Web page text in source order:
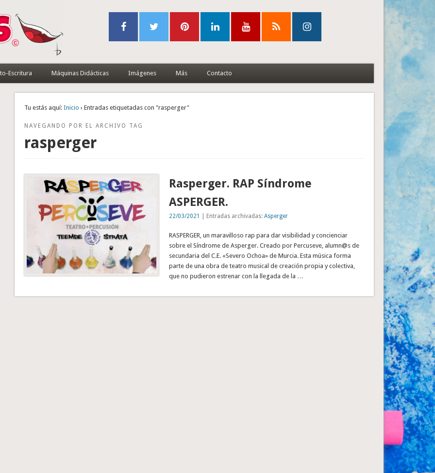
Escritura Máquinas Didácticas Imágenes Más Contacto
Tu estás aquí: Inicio › Entradas etiquetadas con "rasperger"
NAVEGANDO POR EL ARCHIVO TAG
rasperger
Rasperger. RAP Síndrome
ASPERGER.
22/03/2021 | Entradas archivadas: Asperger
RASPERGER, un maravilloso rap para dar visibilidad y concienciar
sobre el Síndrome de Asperger. Creado por Percuseve, alumn@s de
secundaria del C.E. «Severo Ochoa» de Murcia. Esta música forma
parte de una obra de teatro musical de creación propia y colectiva,
que no pudieron estrenar con la llegada de la …